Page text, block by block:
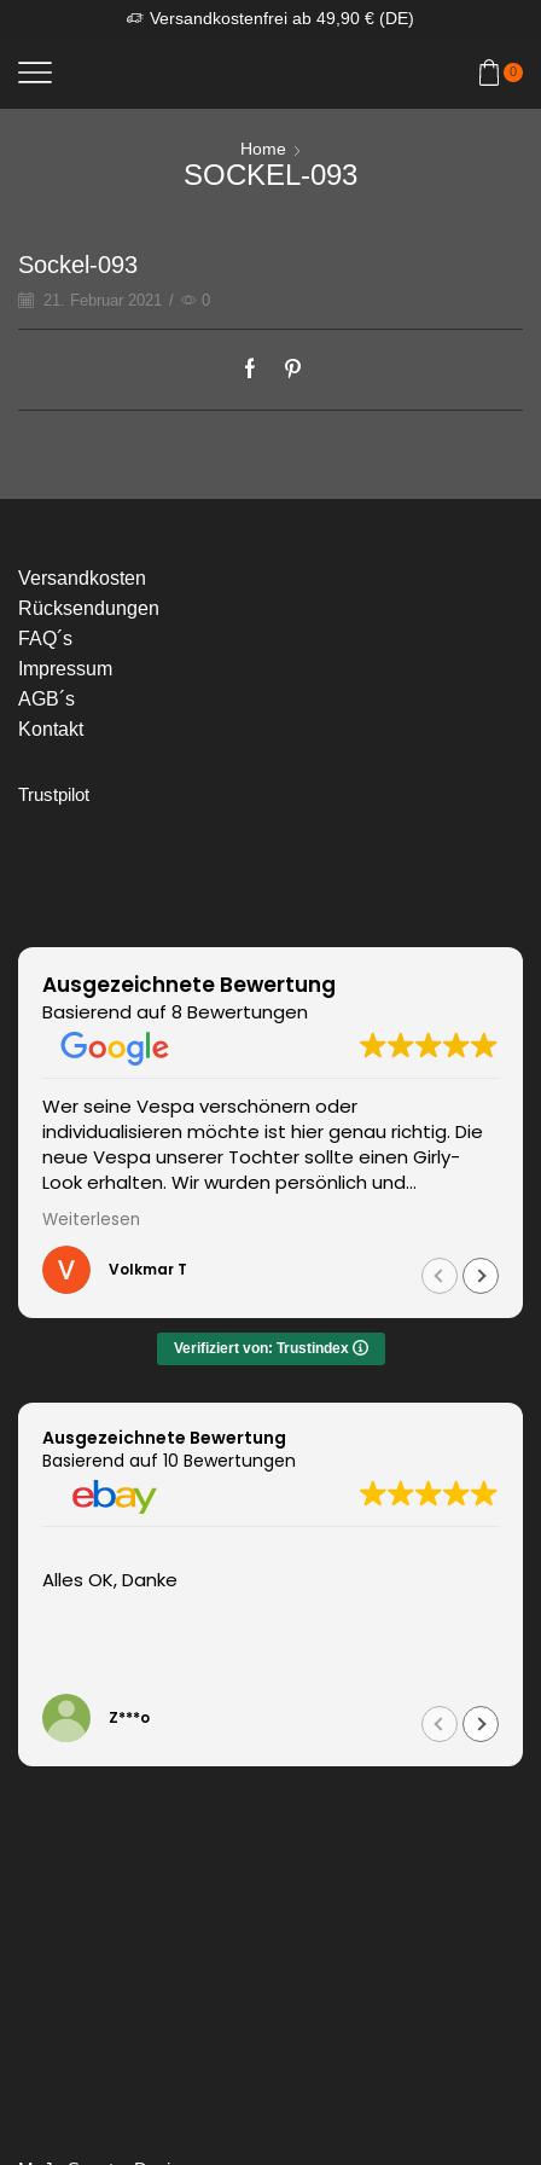
Versandkostenfrei ab 49,90 € (DE)
0
Home
SOCKEL-093
Sockel-093
21. Februar 2021 / 0
Versandkosten
Rücksendungen
FAQ´s
Impressum
AGB´s
Kontakt
Trustpilot
Ausgezeichnete Bewertung
Basierend auf 8 Bewertungen
Wer seine Vespa verschönern oder
individualisieren möchte ist hier genau richtig. Die
neue Vespa unserer Tochter sollte einen Girly-
Look erhalten. Wir wurden persönlich und
kompetent beraten. Die Lieferung erfolgte
unverzüglich. Weitere Änderungen waren auch kein
Problem und wurden sofort umgesetzt.
Informationen zum fachgerechten Anbringen sind
Das Ergebnis war jeden Euro wert. Vielen Dank!
Weiterlesen
Volkmar T
Verifiziert von: Trustindex
Ausgezeichnete Bewertung
Basierend auf 10 Bewertungen
Alles OK, Danke
Z***o